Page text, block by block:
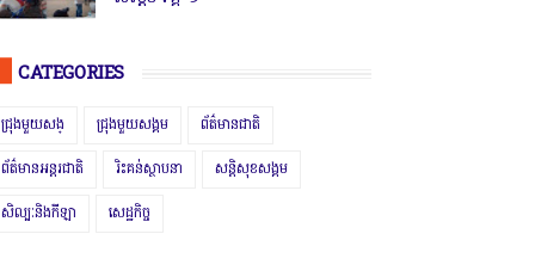
CATEGORIES
ជ្រុងមួយសង្ ជ្រុងមួយសង្គម ព័ត៌មានជាតិ
ព័ត៌មានអន្តរជាតិ រិះគន់ស្ថាបនា សន្តិសុខសង្គម
សិល្បៈនិងកីឡា សេដ្ឋកិច្ច